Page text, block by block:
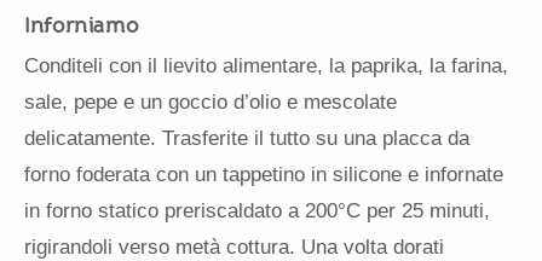
Inforniamo
Conditeli con il lievito alimentare, la paprika, la farina,
sale, pepe e un goccio d’olio e mescolate
delicatamente. Trasferite il tutto su una placca da
forno foderata con un tappetino in silicone e infornate
in forno statico preriscaldato a 200°C per 25 minuti,
rigirandoli verso metà cottura. Una volta dorati